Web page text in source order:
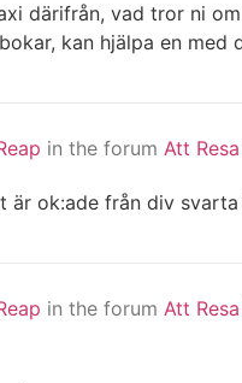
därifrån, vad tror ni
kan hjälpa en
in the forum Att
är ok:ade från div
in the forum Att